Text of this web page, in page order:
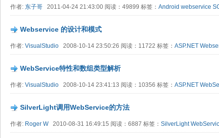
作者: 东子哥 2011-04-24 21:43:00 阅读：49899 标签： Android webservice
Webservice 的设计和模式
作者: VisualStudio 2008-10-14 23:50:26 阅读：11722 标签： ASP.NET
WebService特性和数组类型解析
作者: VisualStudio 2008-10-14 23:41:13 阅读：10356 标签： ASP.NET
SilverLight调用WebService的方法
作者: Roger W2010-08-31 16:49:15 阅读：6887 标签： SilverLight